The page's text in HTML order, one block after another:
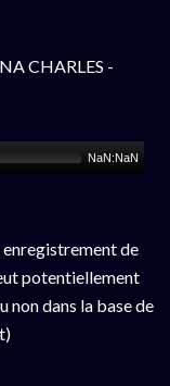
CHARLES -
NaN:NaN
de
potentiellement
non dans la base de